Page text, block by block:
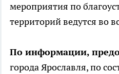
мероприятия по
территорий ведутся во
По информации,
города Ярославля, по